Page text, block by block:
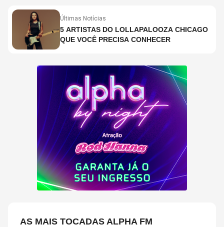
Últimas Notícias
5 ARTISTAS DO LOLLAPALOOZA CHICAGO
QUE VOCÊ PRECISA CONHECER
AS MAIS TOCADAS ALPHA FM